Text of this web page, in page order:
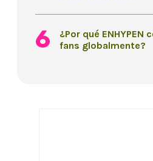
¿Por qué
fans globalmente?